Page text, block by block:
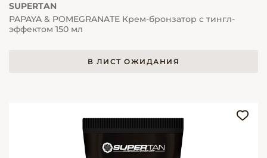
SUPERTAN
PAPAYA & POMEGRANATE Крем-бронзатор с тингл-
эффектом 150 мл
В ЛИСТ ОЖИДАНИЯ